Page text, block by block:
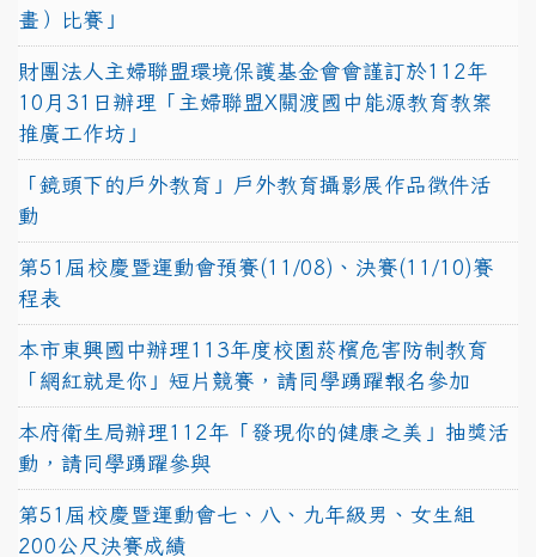
畫）比賽」
財團法人主婦聯盟環境保護基金會會謹訂於112年
10月31日辦理「主婦聯盟X關渡國中能源教育教案
推廣工作坊」
「鏡頭下的戶外教育」戶外教育攝影展作品徵件活
動
第51屆校慶暨運動會預賽(11/08)、決賽(11/10)賽
程表
本市東興國中辦理113年度校園菸檳危害防制教育
「網紅就是你」短片競賽，請同學踴躍報名參加
本府衛生局辦理112年「發現你的健康之美」抽獎活
動，請同學踴躍參與
第51屆校慶暨運動會七、八、九年級男、女生組
200公尺決賽成績